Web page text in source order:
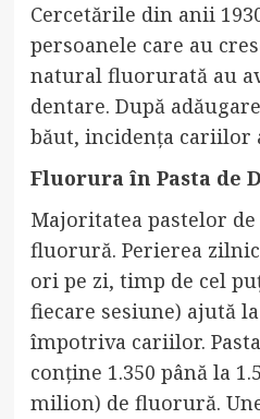
Cercetările din anii
persoanele care au
natural fluorurată au
dentare. După
băut, incidența cariilor
Fluorura în Pasta de
Majoritatea pastelor
fluorură. Perierea
ori pe zi, timp de cel
fiecare sesiune) ajută
împotriva cariilor.
conține 1.350 până la
milion) de fluorură.